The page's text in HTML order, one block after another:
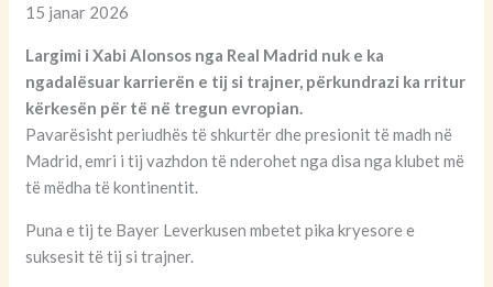
15 janar 2026
Largimi i Xabi Alonsos nga Real Madrid nuk e ka
ngadalësuar karrierën e tij si trajner, përkundrazi ka rritur
kërkesën për të në tregun evropian.
Pavarësisht periudhës të shkurtër dhe presionit të madh në
Madrid, emri i tij vazhdon të nderohet nga disa nga klubet më
të mëdha të kontinentit.
Puna e tij te Bayer Leverkusen mbetet pika kryesore e
suksesit të tij si trajner.